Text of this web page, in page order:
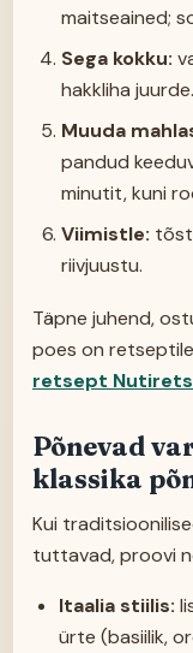
maitseained;
Sega kokku:
hakkliha juurde.
Muuda
pandud
minutit, kuni
Viimistle:
riivjuustu.
Täpne juhend,
poes on
retsept
Põnevad
klassika
Kui
tuttavad, proovi
Itaalia stiilis:
ürte (basiilik,